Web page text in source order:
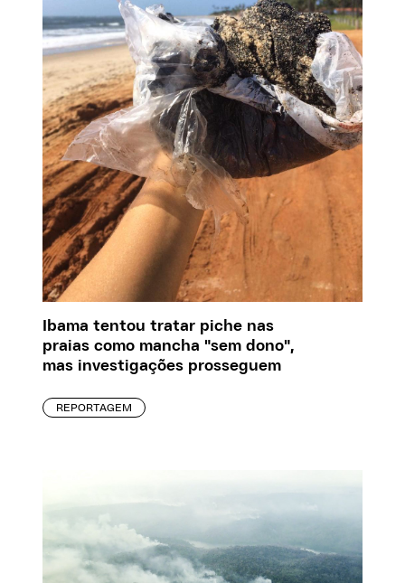
Ibama tentou tratar piche nas
praias como mancha "sem dono",
mas investigações prosseguem
REPORTAGEM